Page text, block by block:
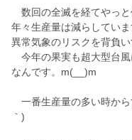
数回の全滅を経てやっ
年々生産量は減らしてい
異常気象のリスクを背負
今年の果実も超大型台
なんです。m(__)m
一番生産量の多い時か
｀)